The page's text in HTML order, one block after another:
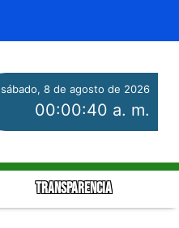
sábado, 8 de agosto de 2026
00:00:40 a. m.
TRANSPARENCIA